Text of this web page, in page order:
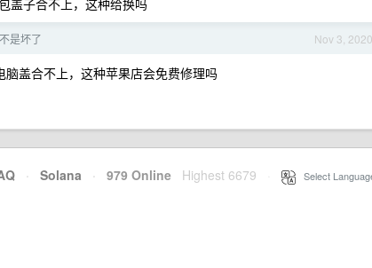
盖子合不上，这种给换吗
Nov 3, 2020
是坏了
盖合不上，这种苹果店会免费修理吗
· Solana · 979 Online Highest 6679 Select